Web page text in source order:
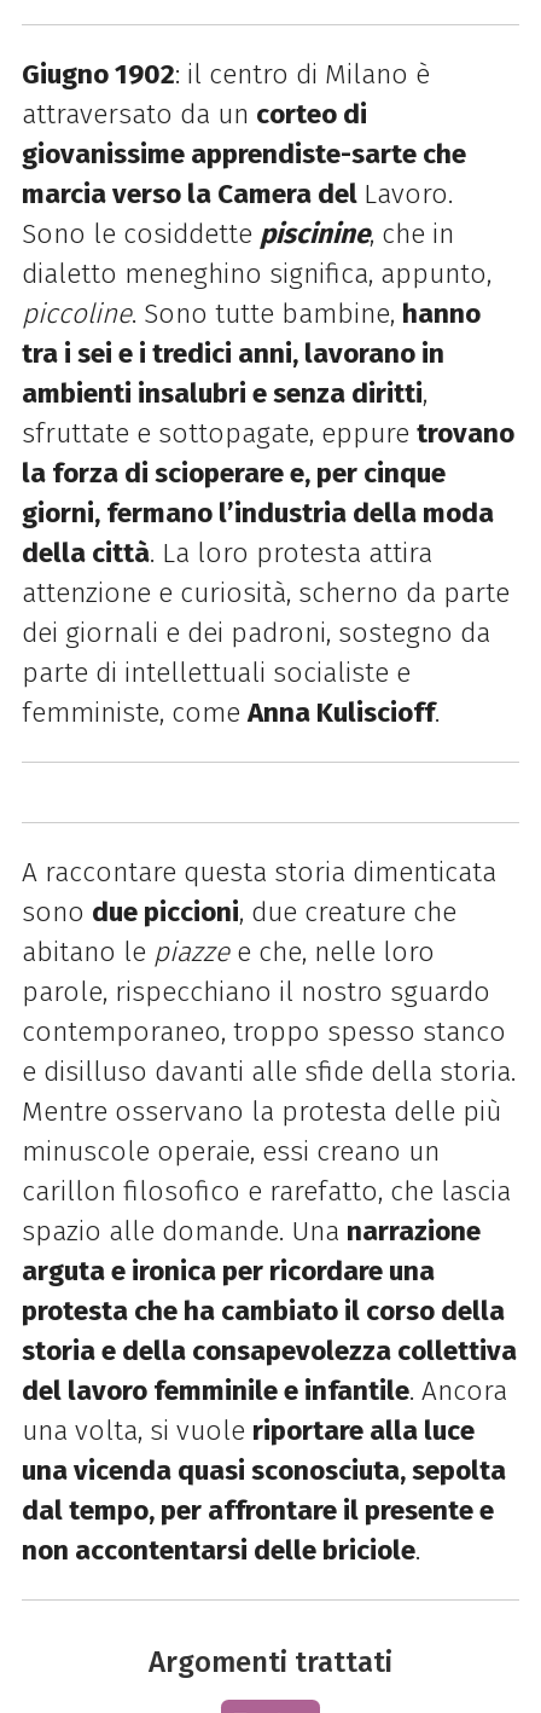
Giugno 1902: il centro di Milano è
attraversato da un corteo di
giovanissime apprendiste-sarte che
marcia verso la Camera del Lavoro.
Sono le cosiddette piscinine, che in
dialetto meneghino significa, appunto,
piccoline. Sono tutte bambine, hanno
tra i sei e i tredici anni, lavorano in
ambienti insalubri e senza diritti,
sfruttate e sottopagate, eppure trovano
la forza di scioperare e, per cinque
giorni, fermano l’industria della moda
della città. La loro protesta attira
attenzione e curiosità, scherno da parte
dei giornali e dei padroni, sostegno da
parte di intellettuali socialiste e
femministe, comeAnna Kuliscioff.
A raccontare questa storia dimenticata
sono due piccioni, due creature che
abitano le piazzee che, nelle loro
parole, rispecchiano il nostro sguardo
contemporaneo, troppo spesso stanco
e disilluso davanti alle sfide della storia.
Mentre osservano la protesta delle più
minuscole operaie, essi creano un
carillon filosofico e rarefatto, che lascia
spazio alle domande. Una narrazione
arguta e ironica per ricordare una
protesta che ha cambiato il corso della
storia e della consapevolezza collettiva
del lavoro femminile e infantile. Ancora
una volta, si vuole riportare alla luce
una vicenda quasi sconosciuta, sepolta
dal tempo, per affrontare il presente e
non accontentarsi delle briciole.
Argomenti trattati